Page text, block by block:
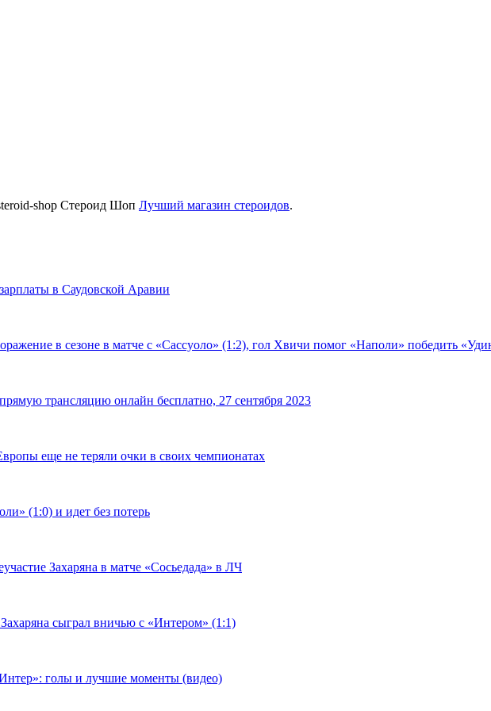
shop Стероид Шоп Лучший магазин стероидов.
в Саудовской Аравии
в сезоне в матче с «Сассуоло» (1:2), гол Хвичи помог «Наполи» победить
трансляцию онлайн бесплатно, 27 сентября 2023
еще не теряли очки в своих чемпионатах
(1:0) и идет без потерь
Захаряна в матче «Сосьедада» в ЛЧ
сыграл вничью с «Интером» (1:1)
голы и лучшие моменты (видео)